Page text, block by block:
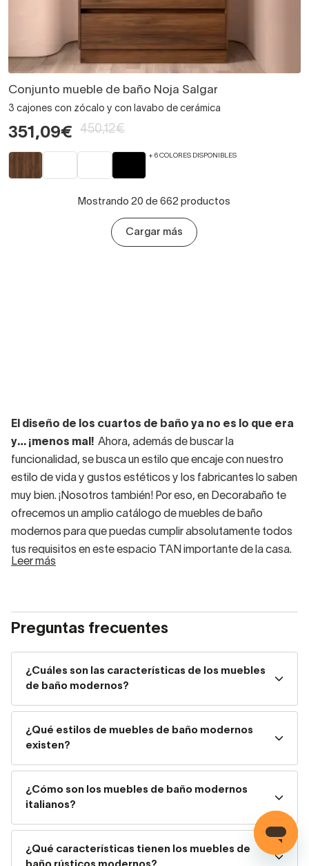
Conjunto mueble de baño Noja Salgar
3 cajones con zócalo y con lavabo de cerámica
351,09€ 450,12€
+ 6 COLORES DISPONIBLES
Mostrando 20 de 662 productos
Cargar más
El diseño de los cuartos de baño ya no es lo que era
y… ¡menos mal! Ahora, además de buscar la
funcionalidad, se busca un estilo que encaje con nuestro
estilo de vida y gustos estéticos y los fabricantes lo saben
muy bien. ¡Nosotros también! Por eso, en Decorabaño te
ofrecemos un amplio catálogo de muebles de baño
modernos para que puedas cumplir absolutamente todos
tus requisitos en este espacio TAN importante de la casa.
Catálogo de muebles de baño elegantes y modernos
Características de los muebles de
baño modernos
Leer más
Preguntas frecuentes
¿Cuáles son las características de los muebles
de baño modernos?
¿Qué estilos de muebles de baño modernos
existen?
¿Cómo son los muebles de baño modernos
italianos?
¿Qué características tienen los muebles de